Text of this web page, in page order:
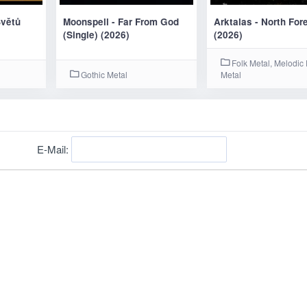
Moonspell - Far From God
(Single) (2026)
Gothic Metal
Arktalas - North
(2026)
Folk Metal, Melodic
Metal
E-Mail: